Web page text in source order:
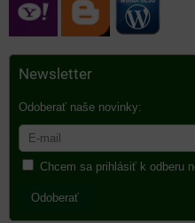
Newsletter
Odoberať naše novinky:
Chcem sa prihlásiť k odberu
Odoberať